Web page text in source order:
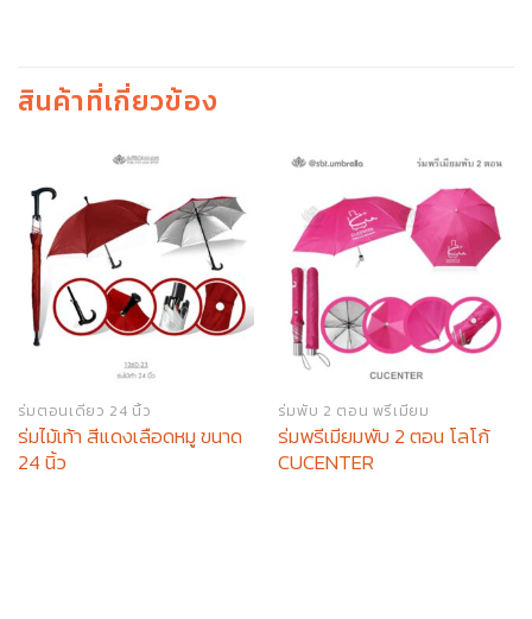
สินค้าที่เกี่ยวข้อง
ร่มตอนเดียว 24 นิ้ว
ร่มไม้เท้า สีแดงเลือดหมู ขนาด
24 นิ้ว
ร่มพับ 2 ตอน พรีเมียม
ร่มพรีเมียมพับ 2 ตอน โลโก้
CUCENTER